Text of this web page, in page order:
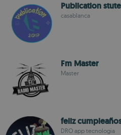
Publication
casablanca
Fm Master
Master
feliz
DRO app tecnologia